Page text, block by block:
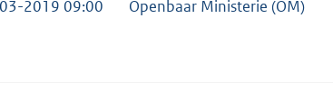
2019 09:00 Openbaar Ministerie (OM)